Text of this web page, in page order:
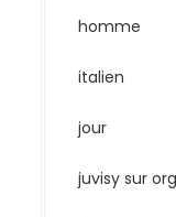
homme
italien
jour
juvisy sur